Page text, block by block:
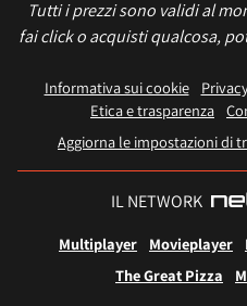
Tutti i prezzi sono validi al
fai click o acquisti qualcosa,
Informativa sui cookie
Etica e trasparenza
Aggiorna le impostazioni di
IL NETWORK
Multiplayer Movieplayer
The Great Pizza